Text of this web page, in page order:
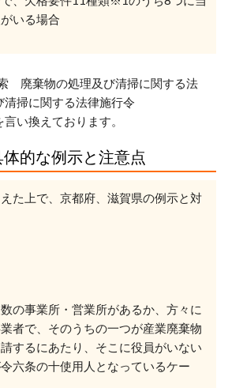
いる場合
廃棄物の処理及び清掃に関する法
掃に関する法律施行令
い換えております。
的な例示と注意点
た上で、京都府、滋賀県の例示と対
の事業所・営業所があるか、方々に
者で、 そのうちの一つが産業廃棄物
するにあたり、そこに役員がいない
六条の十使用人となっているケー